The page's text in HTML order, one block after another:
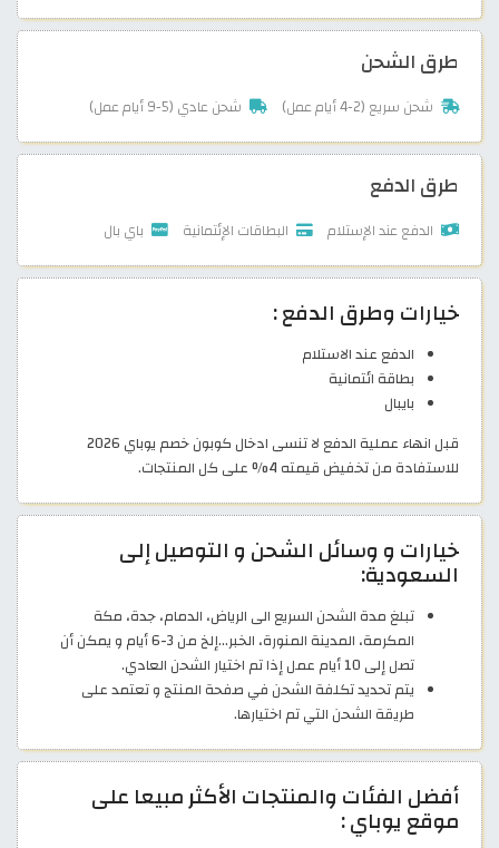
طرق الشحن
شحن سريع (2-4 أيام عمل) شحن عادي (5-9 أيام عمل)
طرق الدفع
الدفع عند الإستلام البطاقات الإئتمانية باي بال
خيارات وطرق الدفع :
الدفع عند الاستلام
بطاقة ائتمانية
بايبال
قبل انهاء عملية الدفع لا تنسى ادخال كوبون خصم يوباي 2026
للاستفادة من تخفيض قيمته 4% على كل المنتجات.
خيارات و وسائل الشحن و التوصيل إلى
السعودية:
تبلغ مدة الشحن السريع الى الرياض، الدمام، جدة، مكة
المكرمة، المدينة المنورة، الخبر…إلخ من 3-6 أيام و يمكن أن
تصل إلى 10 أيام عمل إذا تم اختيار الشحن العادي.
يتم تحديد تكلفة الشحن في صفحة المنتج و تعتمد على
طريقة الشحن التي تم اختيارها.
أفضل الفئات والمنتجات الأكثر مبيعا على
موقع يوباي :